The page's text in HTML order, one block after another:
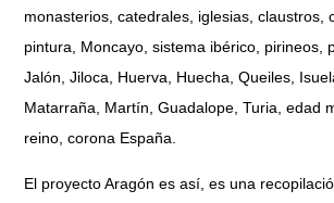
monasterios, catedrales, iglesias, claustros,
pintura, Moncayo, sistema ibérico, pirineos,
Jalón, Jiloca, Huerva, Huecha, Queiles,
Matarraña, Martín, Guadalope, Turia, edad
reino, corona España.
El proyecto Aragón es así, es una